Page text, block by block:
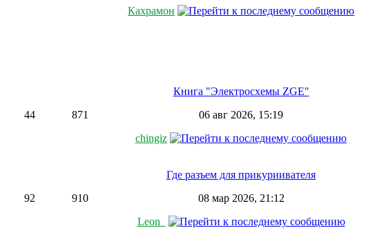
Кахрамон
44 871
Книга "Электросхемы ZGE"
06 авг 2026, 15:19
chingiz
92 910
Где разъем для прикуриивателя
08 мар 2026, 21:12
Leon_